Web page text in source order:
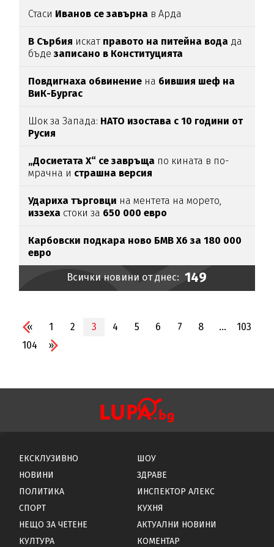
Стаси Иванов се завърна в Арда
В Сърбия искат правото на питейна вода да
бъде записано в Конституцията
Повдигнаха обвинение на бившия шеф на
ВиК-Бургас
Шок за Запада: НАТО изостава с 10 години от
Русия
„Досиетата Х“ се завръща по кината в по-
мрачна и страшна версия
Удариха търговци на ментета на морето,
иззеха стоки за 650 000 евро
Карбовски подкара ново БМВ Х6 за 180 000
евро
Всички новини от днес: 149
« 1 2 3 4 5 6 7 8 ...
103
104
»
ЕКСКЛУЗИВНО
НОВИНИ
ПОЛИТИКА
СПОРТ
НЕЩО ЗА ЧЕТЕНЕ
КУЛТУРА
ШОУ
ЗДРАВЕ
ИНСПЕКТОР АЛЕКС
КУХНЯ
АКТУАЛНИ НОВИНИ
КОМЕНТАР